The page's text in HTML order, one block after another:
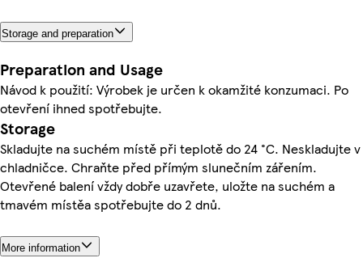
Storage and preparation
Preparation and Usage
Návod k použití: Výrobek je určen k okamžité konzumaci. Po
otevření ihned spotřebujte.
Storage
Skladujte na suchém místě při teplotě do 24 °C. Neskladujte v
chladničce. Chraňte před přímým slunečním zářením.
Otevřené balení vždy dobře uzavřete, uložte na suchém a
tmavém místěa spotřebujte do 2 dnů.
More information